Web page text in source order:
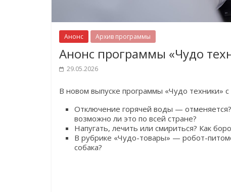
Анонс Архив программы
Анонс программы «Чудо
29.05.2026
В новом выпуске программы «Чудо техники»
Отключение горячей воды —
возможно ли это по всей стране?
Напугать, лечить или смириться? Как
В рубрике «Чудо-товары» — робот-
собака?